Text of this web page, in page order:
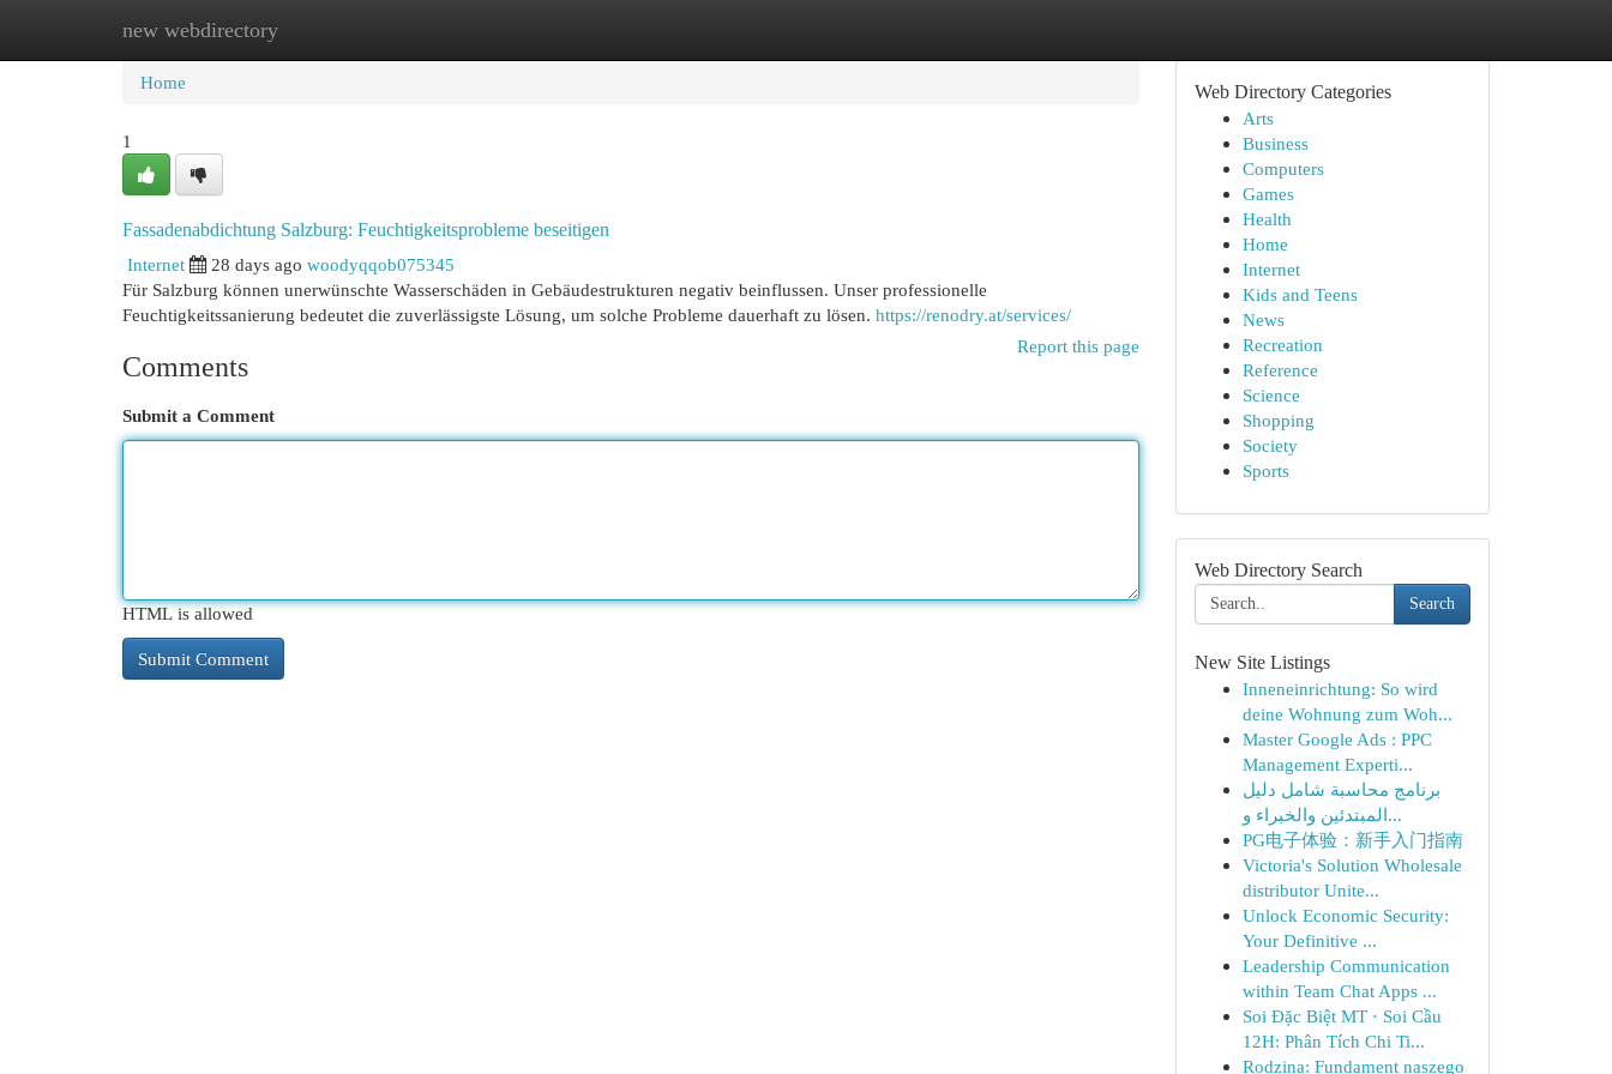
new webdirectory
Home New Site Listings
Home
1
Fassadenabdichtung Salzburg: Feuchtigkeitsprobleme beseitigen
Internet
28 days ago woodyqqob075345
Für Salzburg können unerwünschte Wasserschäden in Gebäudestrukturen negativ beinflussen. Unser professionelle
Feuchtigkeitssanierung bedeutet die zuverlässigste Lösung, um solche Probleme dauerhaft zu lösen. https://renodry.at/services/
Report this page
Comments
Submit a Comment
HTML is allowed
Web Directory Categories
Arts
Business
Computers
Games
Health
Home
Internet
Kids and Teens
News
Recreation
Reference
Science
Shopping
Society
Sports
Web Directory Search
Search
New Site Listings
Inneneinrichtung: So wird
deine Wohnung zum Woh...
Master Google Ads : PPC
Management Experti...
برنامج محاسبة شامل دليل
المبتدئين والخبراء و...
PG电子体验：新手入门指南
Victoria's Solution Wholesale
distributor Unite...
Unlock Economic Security:
Your Definitive ...
Leadership Communication
within Team Chat Apps ...
Soi Đặc Biệt MT · Soi Cầu
12H: Phân Tích Chi Ti...
Rodzina: Fundament naszego